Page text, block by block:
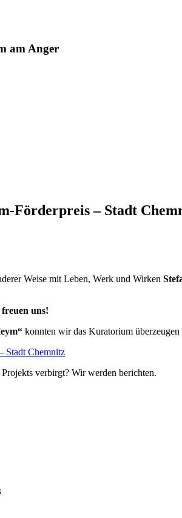
am Anger
Förderpreis – Stadt
Weise mit Leben, Werk und Wirken
uns!
konnten wir das Kuratorium
Stadt Chemnitz
verbirgt? Wir werden berichten.